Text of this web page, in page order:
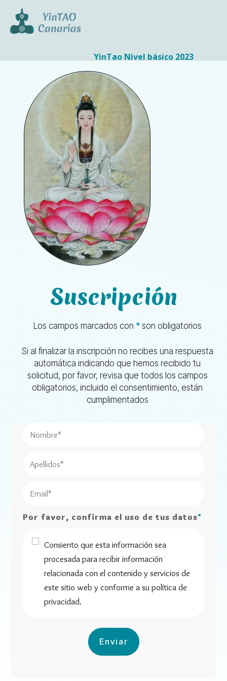
YinTao Nivel básico 2023
Suscripción
Los campos marcados con * son obligatorios
Si al finalizar la inscripción no recibes una respuesta
automática indicando que hemos recibido tu
solicitud, por favor, revisa que todos los campos
obligatorios, incluido el consentimiento, están
cumplimentados
Por favor, confirma el uso de tus datos*
Consiento que esta información sea
procesada para recibir información
relacionada con el contenido y servicios de
este sitio web y conforme a su política de
privacidad.
Enviar